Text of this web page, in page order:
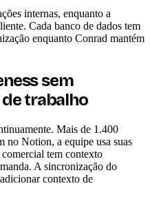
internas, enquanto a
Cada banco de dados tem
enquanto Conrad mantém
sem
trabalho
Mais de 1.400
no Notion, a equipe usa suas
tem contexto
A sincronização do
contexto de